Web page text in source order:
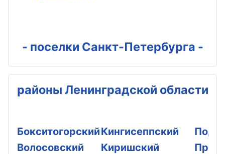
- поселки Санкт-Петербурга -
районы Ленинградской области
Бокситогорский
Волосовский
Кингисеппский
Киришский